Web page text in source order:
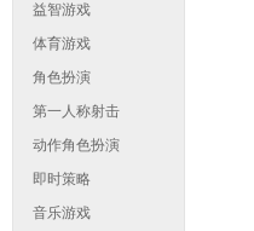
益智游戏
体育游戏
角色扮演
第一人称射击
动作角色扮演
即时策略
音乐游戏